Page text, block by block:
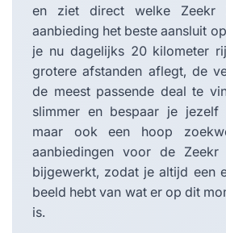
en ziet direct welke Zeekr
aanbieding het beste aansluit
je nu dagelijks 20 kilometer
grotere afstanden aflegt, de
de meest passende deal te
slimmer en bespaar je jezelf
maar ook een hoop
aanbiedingen voor de
bijgewerkt, zodat je altijd een
beeld hebt van wat er op dit
is.